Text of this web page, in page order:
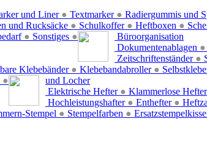
und Liner ● Textmarker ● Radiergummis und
und Rucksäcke ● Schulkoffer ● Heftboxen ●
● Sonstiges ●
Büroorganisation
Dokumentenablagen ●
Zeitschriftenständer ●
Klebebänder ● Klebebandabroller ●
●
und Locher
Elektrische Hefter ● Klammerlose Hefter
Hochleistungshafter ● Enthefter ●
Stempel ● Stempelfarben ●